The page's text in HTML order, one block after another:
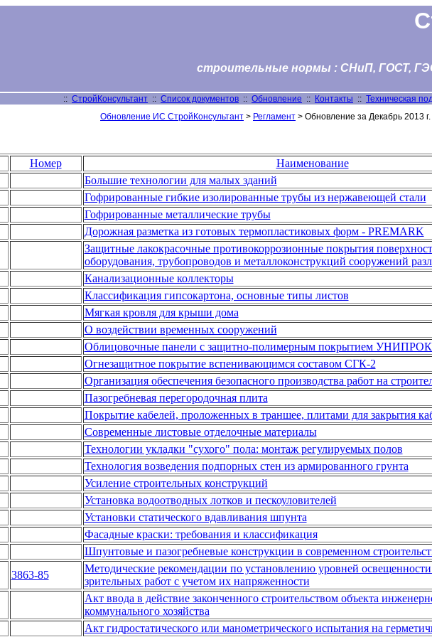
строительные нормы : СНиП, ГОСТ,
:: СтройКонсультант :: Список документов :: Обновление :: Контакты :: Техническая
Обновление ИС СтройКонсультант > Регламент > Обновление за Декабрь 2013 г.
Номер
Наименование
Большие технологии для малых зданий
Гофрированные гибкие изолированные трубы из нержавеющей стали
Гофрированные металлические трубы
Дорожная разметка из готовых термопластиковых форм - PREMARK
Защитные лакокрасочные противокоррозионные покрытия
оборудования, трубопроводов и металлоконструкций сооружений
Канализационные коллекторы
Классификация гипсокартона, основные типы листов
Мягкая кровля для крыши дома
О воздействии временных сооружений
Облицовочные панели с защитно-полимерным покрытием
Огнезащитное покрытие вспенивающимся составом СГК-2
Организация обеспечения безопасного производства работ на
Пазогребневая перегородочная плита
Покрытие кабелей, проложенных в траншее, плитами для закрытия
Современные листовые отделочные материалы
Технологии укладки "сухого" пола: монтаж регулируемых полов
Технология возведения подпорных стен из армированного грунта
Усиление строительных конструкций
Установка водоотводных лотков и пескоуловителей
Установки статического вдавливания шпунта
Фасадные краски: требования и классификация
Шпунтовые и пазогребневые конструкции в современном
3863-85
Методические рекомендации по установлению уровней
зрительных работ с учетом их напряженности
Акт ввода в действие законченного строительством объекта
коммунального хозяйства
Акт гидростатического или манометрического испытания на